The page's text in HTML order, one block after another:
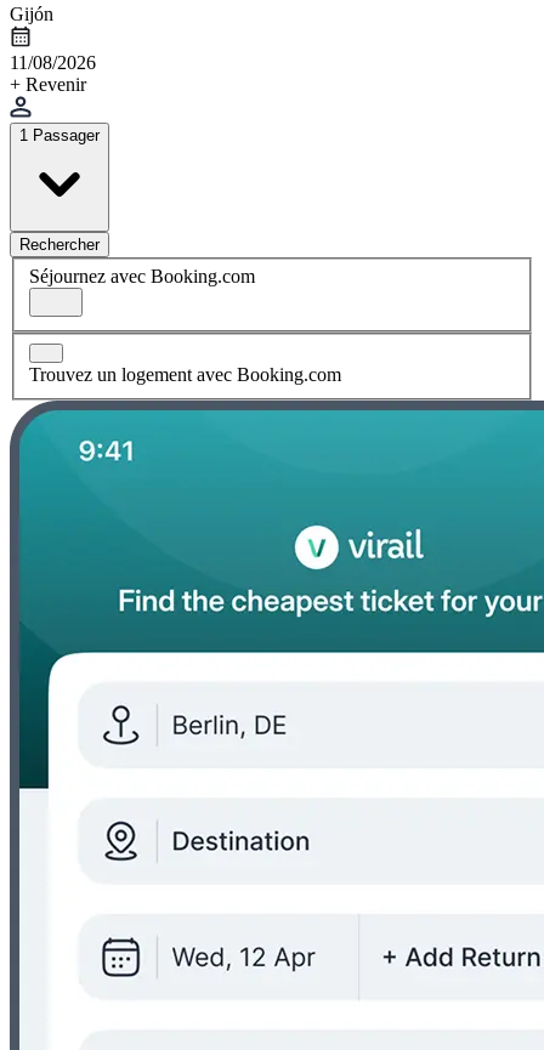
Gijón
11/08/2026
+ Revenir
1 Passager
Rechercher
Séjournez avec Booking.com
Trouvez un logement avec Booking.com